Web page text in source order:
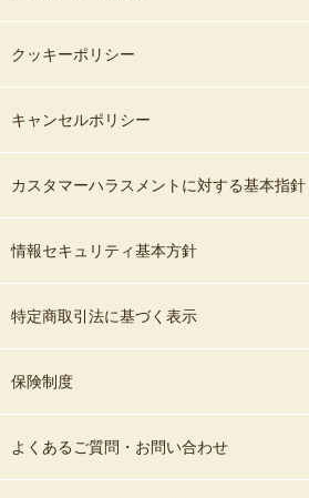
クッキーポリシー
キャンセルポリシー
カスタマーハラスメントに対する基本指針
情報セキュリティ基本方針
特定商取引法に基づく表示
保険制度
よくあるご質問・お問い合わせ